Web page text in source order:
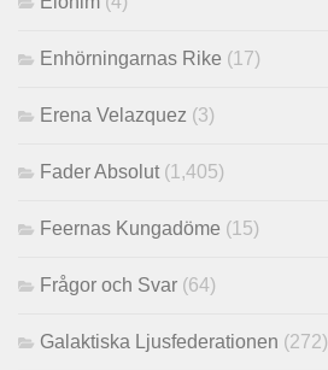
Enhörningarnas Rike (17)
Erena Velazquez (3)
Fader Absolut (1,405)
Feernas Kungadöme (15)
Frågor och Svar (64)
Galaktiska Ljusfederationen (272)